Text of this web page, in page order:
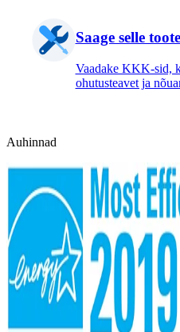
Saage selle
Vaadake KKK-sid,
ohutusteavet ja
Auhinnad